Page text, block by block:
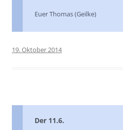
Euer Thomas (Geilke)
19. Oktober 2014
Der 11.6.